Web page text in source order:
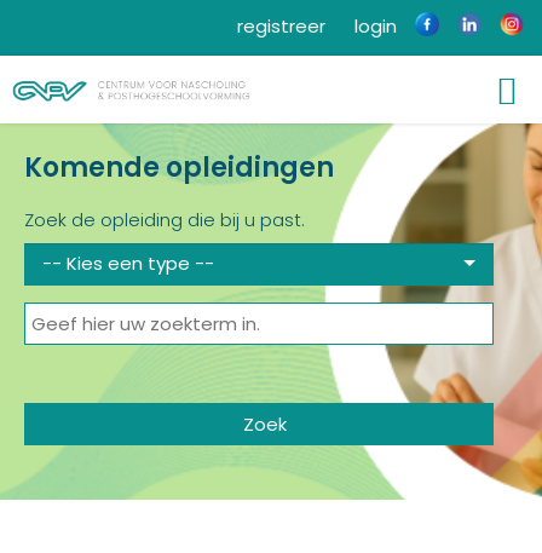
login
registreer
Komende opleidingen
Zoek de opleiding die bij u past.
-- Kies een type --